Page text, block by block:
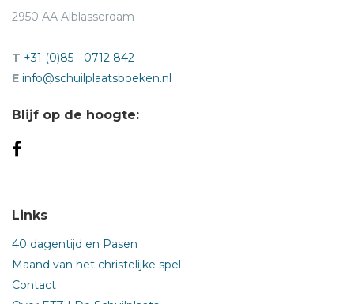
2950 AA Alblasserdam
T +31 (0)85 - 0712 842
E info@schuilplaatsboeken.nl
Blijf op de hoogte:
Links
40 dagentijd en Pasen
Maand van het christelijke spel
Contact